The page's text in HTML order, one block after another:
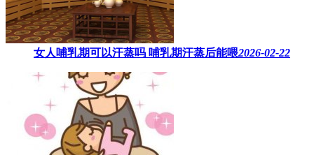
女人哺乳期可以汗蒸吗 ​哺乳期汗蒸后能喂2026-02-22